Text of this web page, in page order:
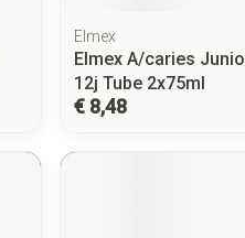
Elmex
Elmex A/caries
12j Tube 2x75ml
€ 8,48